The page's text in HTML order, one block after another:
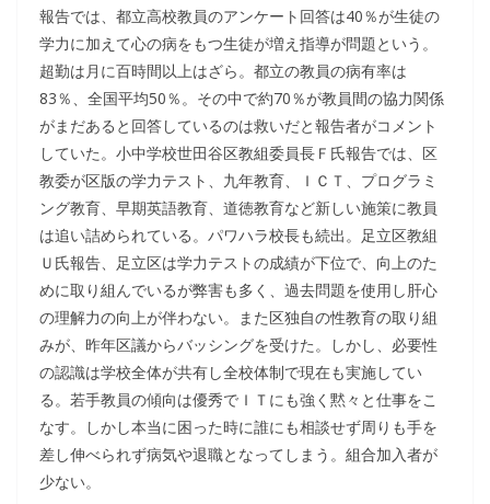
報告では、都立高校教員のアンケート回答は40％が生徒の
学力に加えて心の病をもつ生徒が増え指導が問題という。
超勤は月に百時間以上はざら。都立の教員の病有率は
83％、全国平均50％。その中で約70％が教員間の協力関係
がまだあると回答しているのは救いだと報告者がコメント
していた。小中学校世田谷区教組委員長Ｆ氏報告では、区
教委が区版の学力テスト、九年教育、ＩＣＴ、プログラミ
ング教育、早期英語教育、道徳教育など新しい施策に教員
は追い詰められている。パワハラ校長も続出。足立区教組
Ｕ氏報告、足立区は学力テストの成績が下位で、向上のた
めに取り組んでいるが弊害も多く、過去問題を使用し肝心
の理解力の向上が伴わない。また区独自の性教育の取り組
みが、昨年区議からバッシングを受けた。しかし、必要性
の認識は学校全体が共有し全校体制で現在も実施してい
る。若手教員の傾向は優秀でＩＴにも強く黙々と仕事をこ
なす。しかし本当に困った時に誰にも相談せず周りも手を
差し伸べられず病気や退職となってしまう。組合加入者が
少ない。